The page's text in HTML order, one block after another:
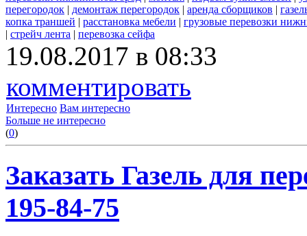
перегородок | демонтаж перегородок | аренда сборщиков |
копка траншей | расстановка мебели | грузовые перевозки
| стрейч лента | перевозка сейфа
19.08.2017 в 08:33
комментировать
Интересно Вам интересно
Больше не интересно
(0)
Заказать Газель для
195-84-75